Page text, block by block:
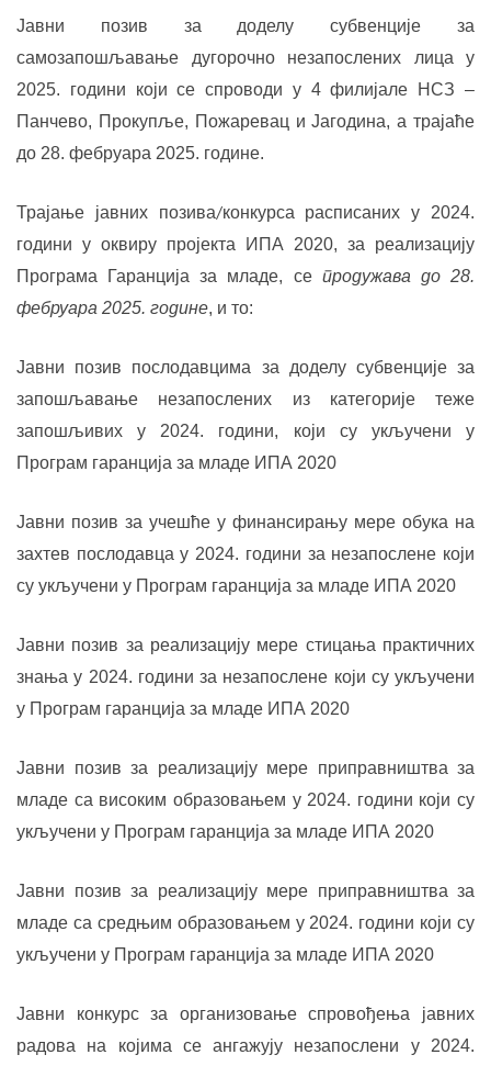
Јавни позив за доделу субвенције за
самозапошљавање дугорочно незапослених лица у
2025. години који се спроводи у 4 филијале НСЗ –
Панчево, Прокупље, Пожаревац и Јагодина,а трајаће
до 28. фебруара 2025. године.
Трајање јавних позива/конкурса
расписаних у 2024.
години у оквиру пројекта ИПА 2020, за реализацију
Програма Гаранција за младе, се продужава до 28.
фебруара 2025. године, и то:
Јавни позив послодавцима за доделу субвенције за
запошљавање незапослених из категорије теже
запошљивих у 2024. години, који су укључени у
Програм гаранција за младе ИПА 2020
Јавни позив за учешће у финансирању мере обука на
захтев послодавца у 2024. години за незапослене који
су укључени у Програм гаранција за младе ИПА 2020
Јавни позив за реализацију мере стицања практичних
знања у 2024. години за незапослене који су укључени
у Програм гаранција за младе ИПА 2020
Јавни позив за реализацију мере приправништва за
младе са високим образовањем у 2024. години који су
укључени у Програм гаранција за младе ИПА 2020
Јавни позив за реализацију мере приправништва за
младе са средњим образовањем у 2024. години који су
укључени у Програм гаранција за младе ИПА 2020
Јавни конкурс за организовање спровођења јавних
радова на којима се ангажују незапослени у 2024.